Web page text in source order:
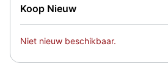
Koop Nieuw
Niet nieuw beschikbaar.